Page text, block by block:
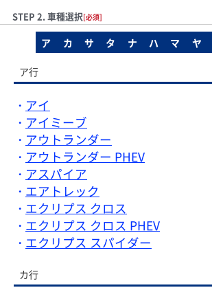
STEP 2. 車種選択[必須]
ア カ サ タ ナ ハ マ ヤ
ア行
アイ
アイミーブ
アウトランダー
アウトランダー PHEV
アスパイア
エアトレック
エクリプス クロス
エクリプス クロス PHEV
エクリプス スパイダー
カ行